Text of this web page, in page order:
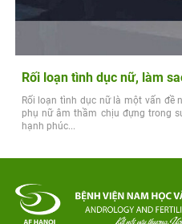
Rối loạn tình dục nữ, làm
Rối loạn tình dục nữ là một vấn đề
phụ nữ âm thầm chịu đựng trong
hạnh phúc...